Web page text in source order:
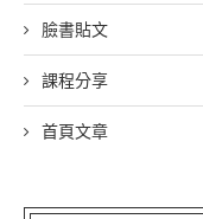
臉書貼文
課程分享
首頁文章